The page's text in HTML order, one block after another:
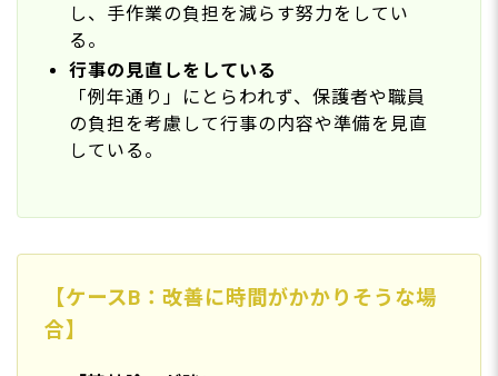
し、手作業の負担を減らす努力をしてい
る。
行事の見直しをしている
「例年通り」にとらわれず、保護者や職員
の負担を考慮して行事の内容や準備を見直
している。
【ケースB：改善に時間がかかりそうな場
合】